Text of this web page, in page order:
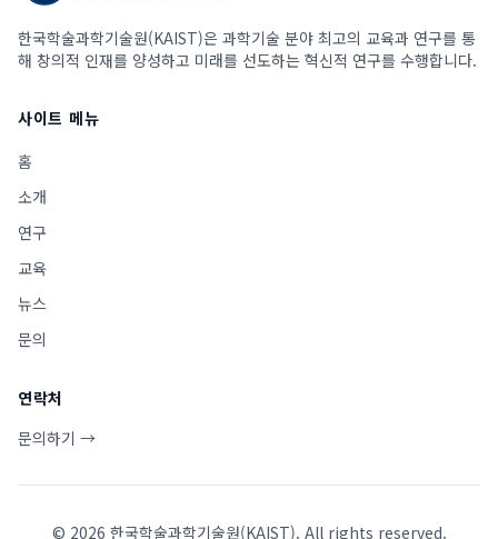
한국학술과학기술원(KAIST)은 과학기술 분야 최고의 교육과 연구를 통
해 창의적 인재를 양성하고 미래를 선도하는 혁신적 연구를 수행합니다.
사이트 메뉴
홈
소개
연구
교육
뉴스
문의
연락처
문의하기 →
© 2026 한국학술과학기술원(KAIST). All rights reserved.